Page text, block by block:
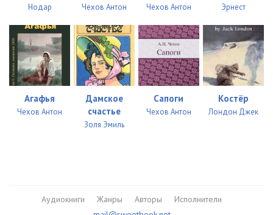
Нодар
Чехов Антон Чехов Антон
Эрнест
Агафья
Чехов Антон
Дамское
счастье
Золя Эмиль
Сапоги
Чехов Антон
Костёр
Лондон Джек
Аудиокниги Жанры Авторы
Исполнители